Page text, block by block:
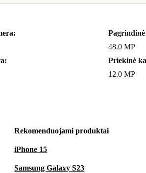
energijos
48.0 MP
Priekinė
12.0 MP
Rekomenduojami produktai
iPhone 15
Samsung Galaxy S23